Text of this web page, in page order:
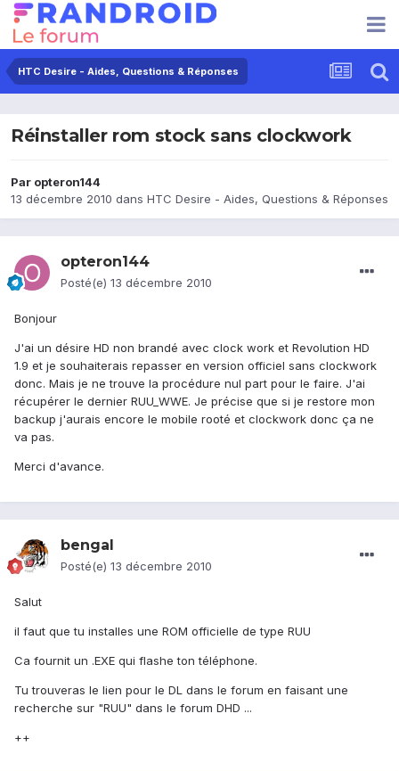
HTC Desire - Aides, Questions & Réponses
Réinstaller rom stock sans clockwork
Par opteron144
13 décembre 2010 dans HTC Desire - Aides, Questions & Réponses
opteron144
Posté(e) 13 décembre 2010
Bonjour
J'ai un désire HD non brandé avec clock work et Revolution HD
1.9 et je souhaiterais repasser en version officiel sans clockwork
donc. Mais je ne trouve la procédure nul part pour le faire. J'ai
récupérer le dernier RUU_WWE. Je précise que si je restore mon
backup j'aurais encore le mobile rooté et clockwork donc ça ne
va pas.
Merci d'avance.
bengal
Posté(e) 13 décembre 2010
Salut
il faut que tu installes une ROM officielle de type RUU
Ca fournit un .EXE qui flashe ton téléphone.
Tu trouveras le lien pour le DL dans le forum en faisant une
recherche sur "RUU" dans le forum DHD ...
++